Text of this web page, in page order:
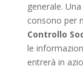
generale.
consono per
Controllo
le
entrerà in